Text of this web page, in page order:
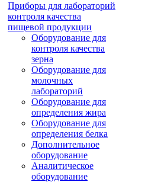
Приборы для лабораторий
контроля качества
пищевой продукции
Оборудование для
контроля качества
зерна
Оборудование для
молочных
лабораторий
Оборудование для
определения жира
Оборудование для
определения белка
Дополнительное
оборудование
Аналитическое
оборудование